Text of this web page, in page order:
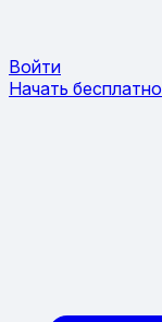
Войти
Начать бесплатно